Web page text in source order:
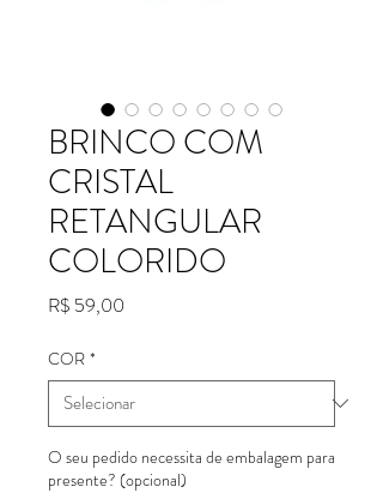
BRINCO COM
CRISTAL
RETANGULAR
COLORIDO
R$ 59,00
COR *
O seu pedido necessita de embalagem para
presente? (opcional)